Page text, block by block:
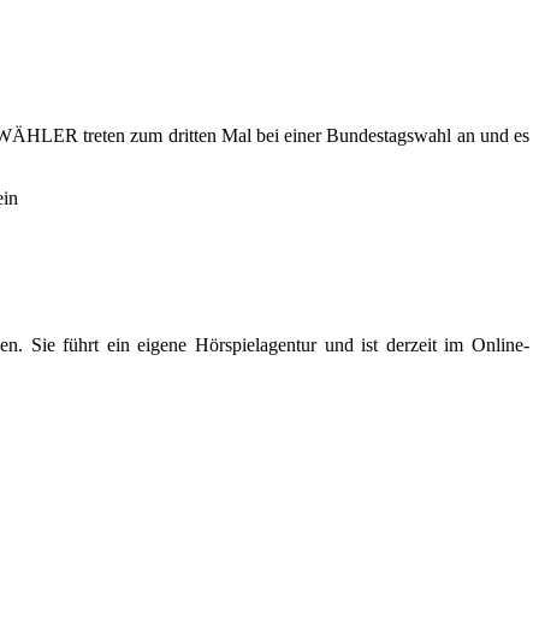
treten zum dritten Mal bei einer Bundestagswahl an und es
Sie führt ein eigene Hörspielagentur und ist derzeit im Online-